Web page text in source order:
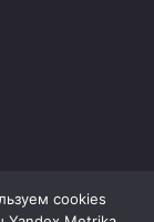
cookies